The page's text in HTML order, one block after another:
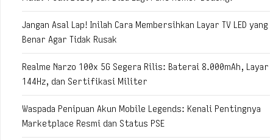
Jangan Asal Lap! Inilah Cara Membersihkan Layar TV LED yang
Benar Agar Tidak Rusak
Realme Narzo 100x 5G Segera Rilis: Baterai 8.000mAh, Layar
144Hz, dan Sertifikasi Militer
Waspada Penipuan Akun Mobile Legends: Kenali Pentingnya
Marketplace Resmi dan Status PSE